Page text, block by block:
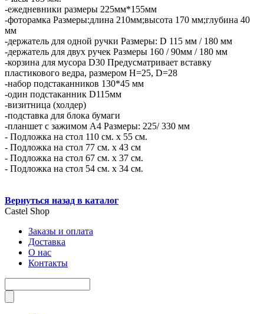
-ежедневники размеры 225мм*155мм
-фоторамка Размеры:длина 210мм;высота 170 мм;глубина 40
мм
-держатель для одной ручки Размеры: D 115 мм / 180 мм
-держатель для двух ручек Размеры 160 / 90мм / 180 мм
-корзина для мусора D30 Предусматривает вставку
пластикового ведра, размером H=25, D=28
-набор подстаканников 130*45 мм
-один подстаканник D115мм
-визитница (холдер)
-подставка для блока бумаги
-планшет с зажимом А4 Размеры: 225/ 330 мм
- Подложка на стол 110 см. х 55 см.
- Подложка на стол 77 см. х 43 см
- Подложка на стол 67 см. х 37 см.
- Подложка на стол 54 см. х 34 см.
Вернуться назад в каталог
Castel Shop
Заказы и оплата
Доставка
О нас
Контакты